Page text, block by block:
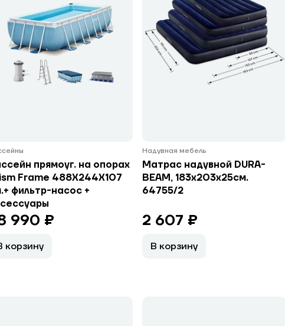
прямоуг. на опорах
Frame 488Х244Х107
фильтр-насос +
990 ₽
корзину
Надувная мебель
Матрас надувной DURA-
BEAM, 183х203х25см.
64755/2
2 607 ₽
В корзину